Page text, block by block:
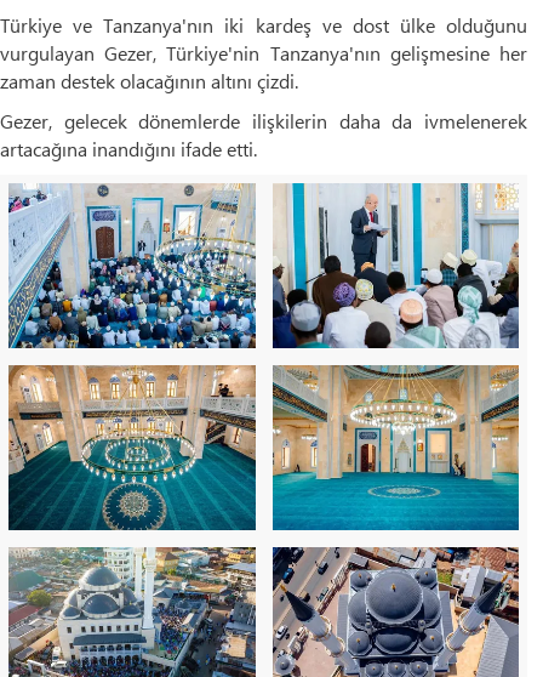
Türkiye ve Tanzanya'nın iki kardeş ve dost ülke olduğunu
vurgulayan Gezer, Türkiye'nin Tanzanya'nın gelişmesine her
zaman destek olacağının altını çizdi.
Gezer, gelecek dönemlerde ilişkilerin daha da ivmelenerek
artacağına inandığını ifade etti.